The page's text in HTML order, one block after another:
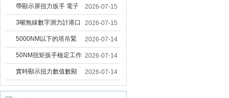
手 工地扣件扭矩扳手品
牌
力扳手 工業緊固專用數
顯扭力工具廠家
帶顯示屏扭力扳手 電子
數顯扭力扳手 20NM精
準可調力矩扳手品牌
2026-07-15
3噸無線數字測力計港口
吊裝專用
2026-07-15
5000NM以下的塔吊緊
固大扭力電動扳手 塔機
安裝電動扳手廠家
2026-07-14
50NM扭矩扳手檢定工作
臺 高精度扭力校準設備
扳手精度檢定設備廠家
2026-07-14
實時顯示扭力數值數顯
扭力扳手 工業數顯扭力
2026-07-14